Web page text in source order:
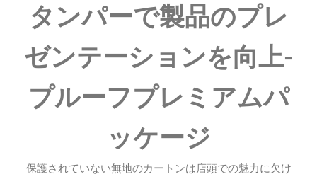
タンパーで製品のプレ
ゼンテーションを向上-
プルーフプレミアムパ
ッケージ
保護されていない無地のカートンは店頭での魅力に欠け